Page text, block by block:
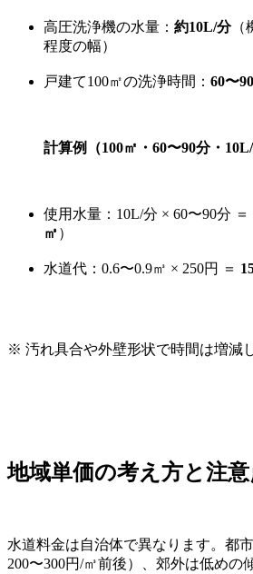
高圧洗浄機の水量： 約10L/分（
程度の幅）
戸建て100㎡の洗浄時間： 60〜
計算例（100㎡・60〜90分・
使用水量：10L/分 × 60〜90分 ＝
㎥ ）
水道代：0.6〜0.9㎥ × 250円 ＝
※ 汚れ具合や外壁形状で時間は増減
地域単価の考え方と注意
水道料金は自治体で異なります。都
200〜300円/㎥前後）、郊外は低めの